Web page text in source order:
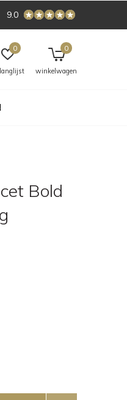
0
winkelwagen
0
9.0
Bold